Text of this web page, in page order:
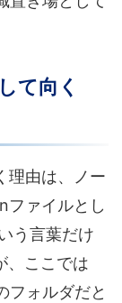
て向く
理由は、ノー
ファイルとし
う言葉だけ
、ここでは
フォルダだと